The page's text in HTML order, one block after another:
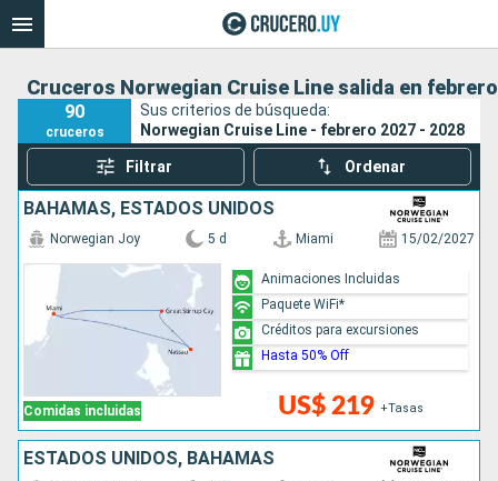
Cruceros Norwegian Cruise Line salida en febrero
90
cruceros
Sus criterios de búsqueda:
Norwegian Cruise Line - febrero 2027 - 2028
Filtrar Ordenar
BAHAMAS, ESTADOS UNIDOS
Comidas incluidas
Norwegian Joy 5 d Miami 15/02/2027
US$ 219 +Tasas
Animaciones Incluidas
Paquete WiFi*
Créditos para excursiones
Hasta 50% Off
ESTADOS UNIDOS, BAHAMAS